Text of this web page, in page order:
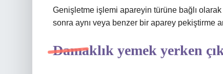
Genişletme işlemi apareyin türüne bağlı
sonra aynı veya benzer bir aparey pekiştirme
Damaklık yemek yerken